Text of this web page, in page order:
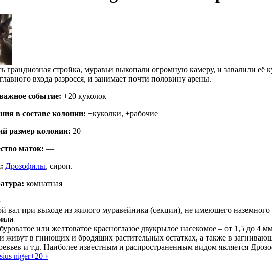
грандиозная стройка, муравьи выкопали огромную камеру, и завалили
входа разросся, и занимает почти половину арены.
событие: +20 куколок
в составе кoлонии: +куколки, +рабочие
размер кoлонии: 20
маток: —
Дрозофилы, сироп.
комнатная
вал при выходе из жилого муравейника (секции), не имеющего наземного
или желтоватое красноглазое двукрылое насекомое – от 1,5 до
живут в гниющих и бродящих растительных остатках, а также в
и т.д. Наиболее известным и распространенным видом является
niger+20 ›